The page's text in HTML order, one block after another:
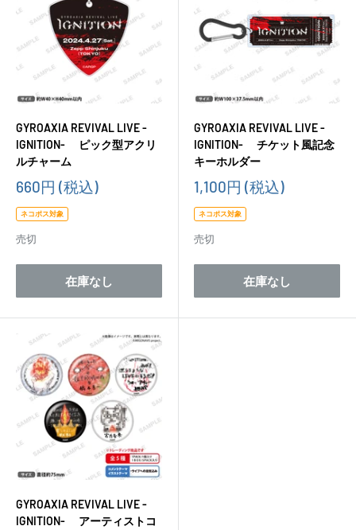
GYROAXIA REVIVAL LIVE -
IGNITION- ピック型アクリ
ルチャーム
販
価
格
660円 (税込)
ネコポス対象
売切
在庫なし
GYROAXIA REVIVAL LIVE -
IGNITION- チケット風記念
キーホルダー
販
価
格
1,100円 (税込)
ネコポス対象
売切
在庫なし
GYROAXIA REVIVAL LIVE -
IGNITION- アーティストコ